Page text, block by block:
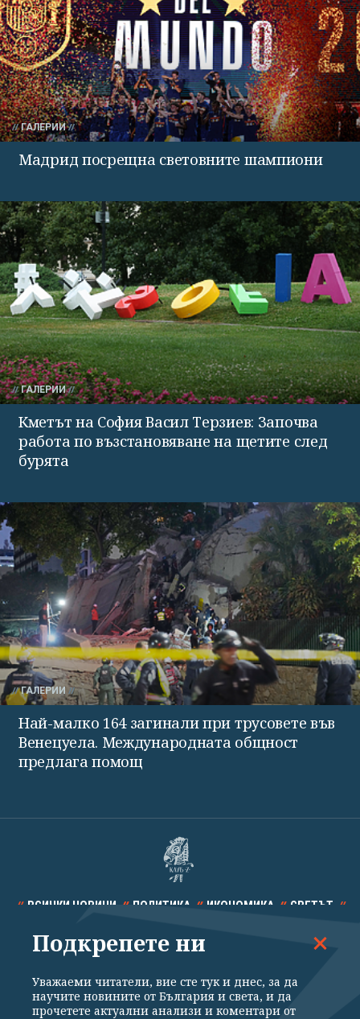
ГАЛЕРИИ
Мадрид посрещна световните шампиони
ГАЛЕРИИ
Кметът на София Васил Терзиев: Започва
работа по възстановяване на щетите след
бурята
ГАЛЕРИИ
Най-малко 164 загинали при трусовете във
Венецуела. Международната общност
предлага помощ
ВСИЧКИ НОВИНИ ПОЛИТИКА ИКОНОМИКА СВЕТЪТ
СПОРТ КУЛТУРА ТЕХНОЛОГИИ КАЛЕЙДОСКОП
Подкрепете ни
Уважаеми читатели, вие сте тук и днес, за да
научите новините от България и света, и да
прочетете актуални анализи и коментари от